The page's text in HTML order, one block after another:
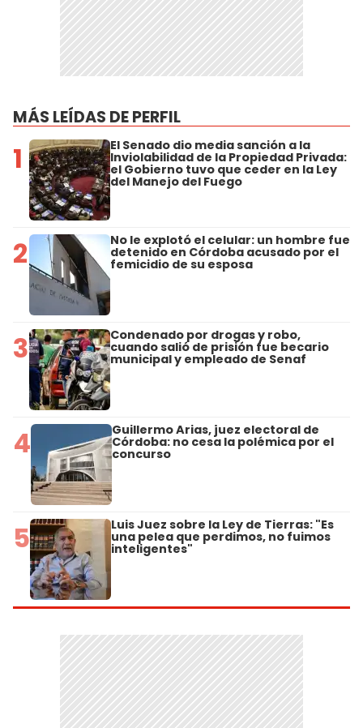
MÁS LEÍDAS DE PERFIL
1 El Senado dio media sanción a la
Inviolabilidad de la Propiedad Privada:
el Gobierno tuvo que ceder en la Ley
del Manejo del Fuego
2 No le explotó el celular: un hombre fue
detenido en Córdoba acusado por el
femicidio de su esposa
3 Condenado por drogas y robo,
cuando salió de prisión fue becario
municipal y empleado de Senaf
4 Guillermo Arias, juez electoral de
Córdoba: no cesa la polémica por el
concurso
5 Luis Juez sobre la Ley de Tierras: "Es
una pelea que perdimos, no fuimos
inteligentes"